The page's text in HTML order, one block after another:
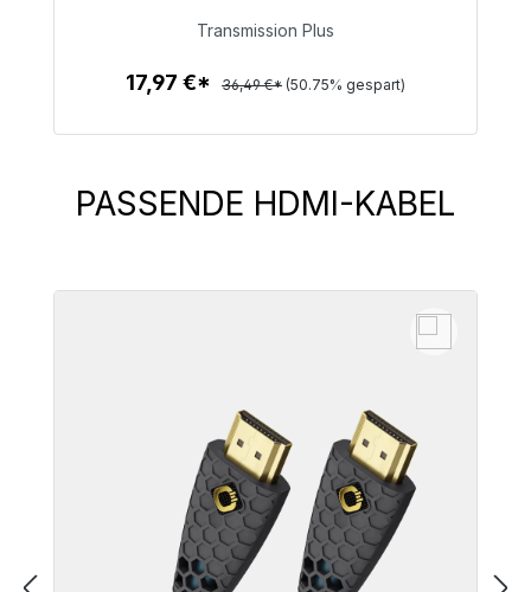
17,97 €
Transmission Plus
17,97 €* 36,49 €* (50.75% gespart)
Produktgalerie überspringen
PASSENDE HDMI-KABEL